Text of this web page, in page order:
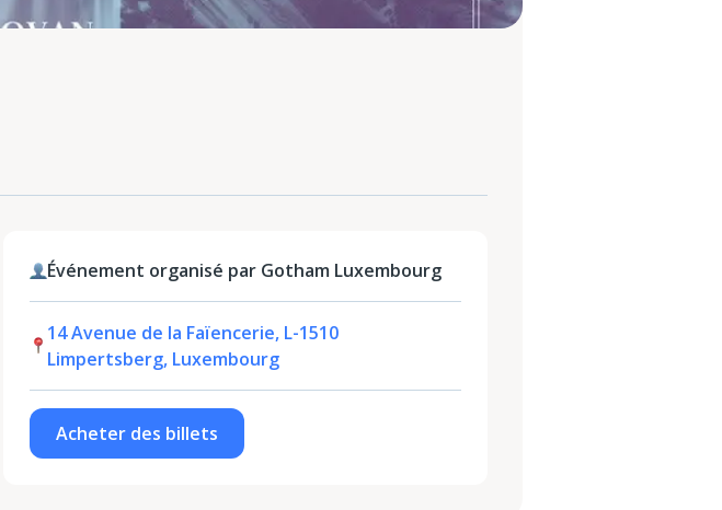
Événement organisé par Gotham Luxembourg
14 Avenue de la Faïencerie, L-1510
Limpertsberg, Luxembourg
Acheter des billets